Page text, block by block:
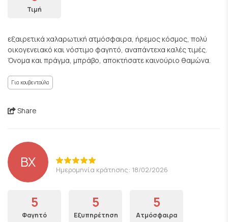
Τιμή
εξαιρετικά χαλαρωτική ατμόσφαιρα, ήρεμος κόσμος, πολύ
οικογενειακό και νόστιμο φαγητό, αναπάντεχα καλές τιμές.
Όνομα και πράγμα, μπράβο, αποκτήσατε καινούριο θαμώνα.
Για κουβεντούλα
Share
ΒΧ Ημερομηνία κράτησης: 18/02/2026
5
Φαγητό
5
Εξυπηρέτηση
5
Ατμόσφαιρα